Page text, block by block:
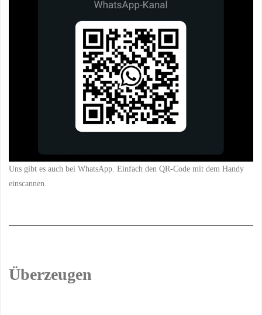
Uns gibt es auch bei WhatsApp. Einfach den QR-Code mit dem Handy
einscannen.
Überzeugen